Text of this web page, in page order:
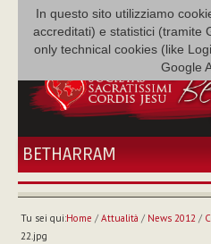
In questo sito utilizziamo
accreditati) e statistici (tramite
only technical cookies (like
Google
BETHARRAM
HOME
BÉTHARRAM
Tu sei qui:Home / Attualità / News 2012 /
22.jpg